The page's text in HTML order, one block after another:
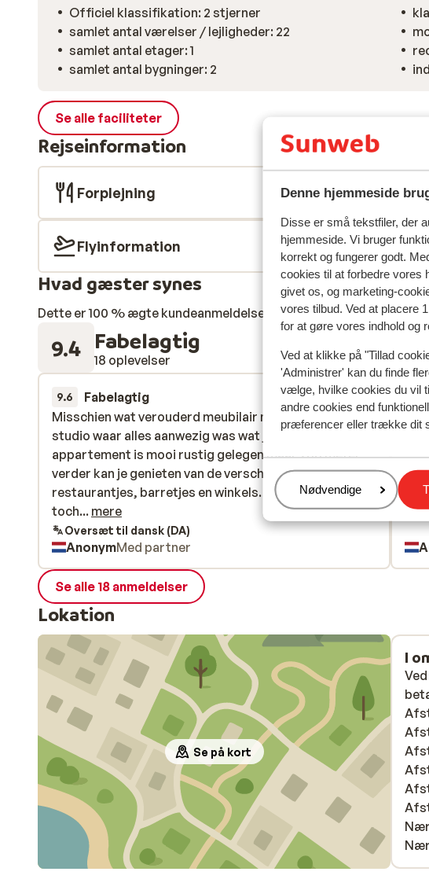
Denne hjemmeside
Disse er små tekstfiler, der
hjemmeside. Vi bruger
korrekt og fungerer godt.
cookies til at forbedre vores
givet os, og marketing-
vores tilbud. Ved at placere
for at gøre vores indhold og
Ved at klikke på "Tillad
'Administrer' kan du finde
vælge, hvilke cookies du vil
andre cookies end
præferencer eller trække dit
Administrer
Nødvendige
Officiel klassifikation: 2 stjerner
samlet antal værelser / lejligheder: 22
samlet antal etager: 1
samlet antal bygninger: 2
Se alle faciliteter
Rejseinformation
Forplejning
Flyinformation
Hvad gæster synes
Dette er 100 % ægte kundeanmeldelser, der ærligt afspejler
9.4 Fabelagtig
18 oplevelser
9.6 Fabelagtig
28. jun. 2026
Misschien wat verouderd meubilair maar een mooie
studio waar alles aanwezig was wat je kon wensen. Het
appartement is mooi rustig gelegen maar 200 meter
verder kan je genieten van de verschillende
restaurantjes, barretjes en winkels. Oké, als ik dan
toch iets negatiefs moet zeggen; er waren wat weinig
bedjes aan het zwembad en de bedjes op het strand
moest je betalen (€10 per dag voor 2 bedjes met
parasol).
Misschien wat verouderd meubilair maar een mooie
studio waar alles aanwezig was wat je kon wensen. Het
appartement is mooi rustig gelegen maar 200 meter
verder kan je genieten van de verschillende
restaurantjes, barretjes en winkels. Oké, als ik dan
toch... mere
Oversæt til dansk (DA)
AnonymMed partner
9.3
Se alle 18 anmeldelser
Lokation
Se på kort
I